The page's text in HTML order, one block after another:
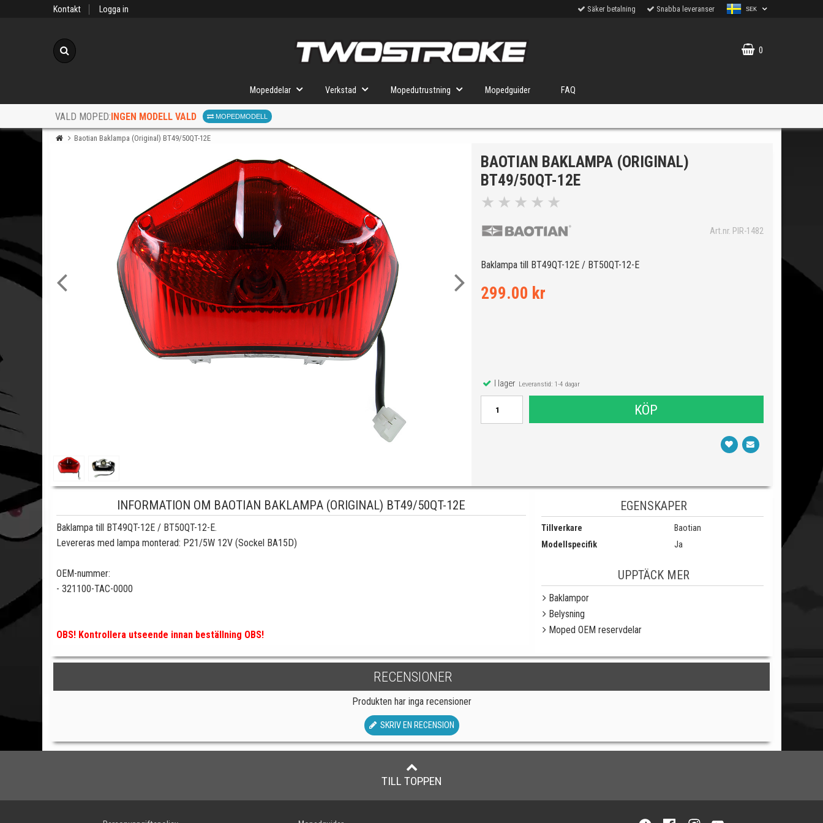
Kontakt Logga in Säker betalning Snabba leveranser SEK
0
Mopeddelar Verkstad Mopedutrustning Mopedguider FAQ
VALD MOPED:INGEN MODELL VALD MOPEDMODELL
VÄLJ MOPED FÖR RÄTT DELAR
När du valt kommer butiken visa delar för vald moped och universella produkter.
Baotian Baklampa (Original) BT49/50QT-12E
BAOTIAN BAKLAMPA (ORIGINAL)
BT49/50QT-12E
★ ★ ★ ★ ★
Art.nr. PIR-1482
Baklampa till BT49QT-12E / BT50QT-12-E
299.00 kr
I lagerLeveranstid: 1-4 dagar
KÖP
INFORMATION OM BAOTIAN BAKLAMPA (ORIGINAL) BT49/50QT-12E
Baklampa till BT49QT-12E / BT50QT-12-E.
Levereras med lampa monterad: P21/5W 12V (Sockel BA15D)
OEM-nummer:
- 321100-TAC-0000
OBS! Kontrollera utseende innan beställning OBS!
EGENSKAPER
Tillverkare
Baotian
Modellspecifik
Ja
UPPTÄCK MER
Baklampor
Belysning
Moped OEM reservdelar
RECENSIONER
Produkten har inga recensioner
SKRIV EN RECENSION
TILL TOPPEN